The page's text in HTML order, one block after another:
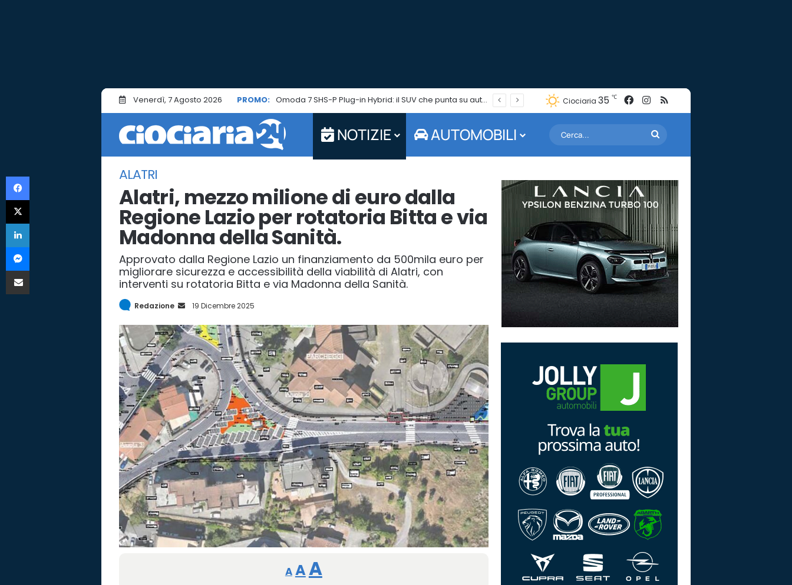
Venerdì, 7 Agosto 2026 PROMO: Omoda 7 SHS-P Plug-in Hybrid: il SUV che punta su autonomia ed efficienza è in promo per tutto agosto Ciociaria 35 ℃ FacebookInstagram
RSS
NOTIZIE AUTOMOBILI
ALATRI
Alatri, mezzo milione di euro dalla
Regione Lazio per rotatoria Bitta e via
Madonna della Sanità.
Approvato dalla Regione Lazio un finanziamento da 500mila euro per
migliorare sicurezza e accessibilità della viabilità di Alatri, con
interventi su rotatoria Bitta e via Madonna della Sanità.
Redazione
v
i
a
E
m
a
i
l
19 Dicembre 2025
A
Reducir
tamaño
A Restablecer
AAumentar